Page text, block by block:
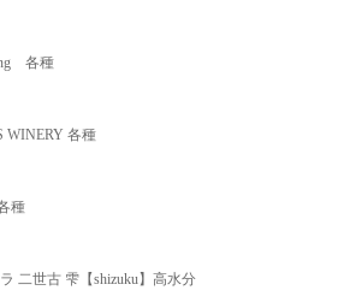
各種
WINERY 各種
種
二世古 雫【shizuku】高水分